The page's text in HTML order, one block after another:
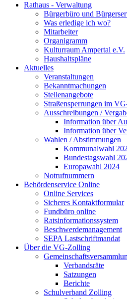
Rathaus - Verwaltung
Bürgerbüro und
Was erledige ich wo?
Mitarbeiter
Organigramm
Kulturraum Ampertal e.V.
Haushaltspläne
Aktuelles
Veranstaltungen
Bekanntmachungen
Stellenangebote
Straßensperrungen im
Ausschreibungen /
Information über
Information über
Wahlen / Abstimmungen
Kommunalwahl
Bundestagswahl
Europawahl 2024
Notrufnummern
Behördenservice Online
Online Services
Sicheres Kontaktformular
Fundbüro online
Ratsinformationssystem
Beschwerdemanagement
SEPA Lastschriftmandat
Über die VG-Zolling
Verbandsräte
Satzungen
Berichte
Schulverband Zolling